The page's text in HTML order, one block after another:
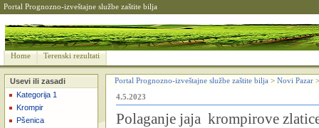
Portal Prognozno-izveštajne službe zaštite bilja
Home Terenski rezultati
Usevi ili zasadi
Kategorija 1
Krompir
Pšenica
Portal Prognozno-izveštajne službe zaštite bilja > Novi Pazar
4.5.2023
Polaganje jaja krompirove